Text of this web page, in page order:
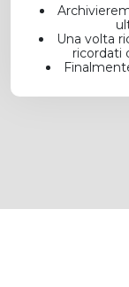
Una volta
ricordati